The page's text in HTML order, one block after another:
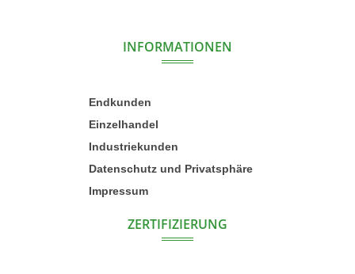
INFORMATIONEN
Endkunden
Einzelhandel
Industriekunden
Datenschutz und Privatsphäre
Impressum
ZERTIFIZIERUNG